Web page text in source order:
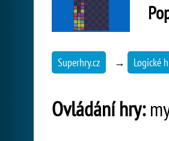
Superhry.cz → Logické
Ovládání hry: